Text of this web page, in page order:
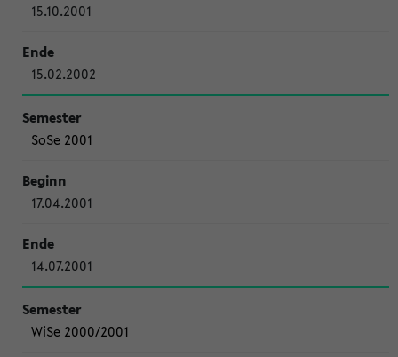
15.10.2001
15.02.2002
SoSe 2001
17.04.2001
14.07.2001
WiSe 2000/2001